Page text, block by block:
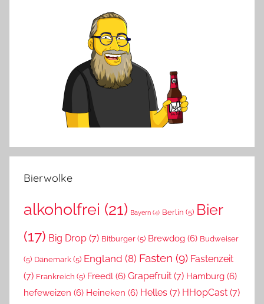
Bierwolke
alkoholfrei (21) Bayern (4) Berlin (5) Bier
(17) Big Drop (7) Bitburger (5) Brewdog (6) Budweiser
(5) Dänemark (5) England (8) Fasten (9) Fastenzeit
(7) Frankreich (5) Freedl (6) Grapefruit (7) Hamburg (6)
hefeweizen (6) Heineken (6) Helles (7) HHopCast (7)